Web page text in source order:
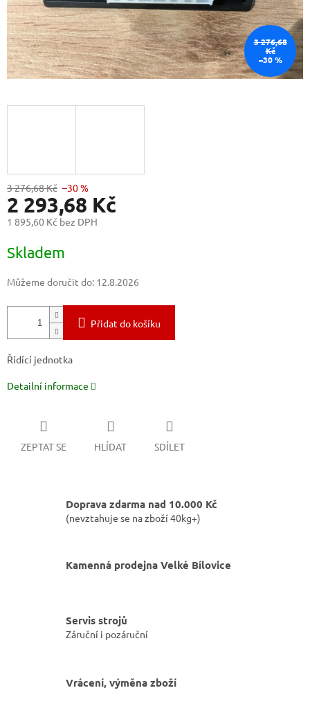
3 276,68
Kč
–30 %
3 276,68 Kč –30 %
2 293,68 Kč
1 895,60 Kč bez DPH
cena:
Skladem
Můžeme doručit do: 12.8.2026
Přidat do košíku
Řídící jednotka
Detailní informace
ZEPTAT SE HLÍDAT SDÍLET
Doprava zdarma nad 10.000 Kč
(nevztahuje se na zboží 40kg+)
Kamenná prodejna Velké Bílovice
Servis strojů
Záruční i pozáruční
Vrácení, výměna zboží